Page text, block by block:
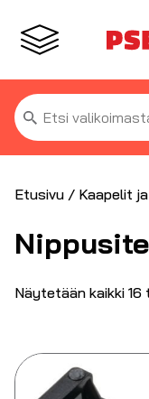
Etsi:
Etusivu / Kaapelit
Näytetään kaikki